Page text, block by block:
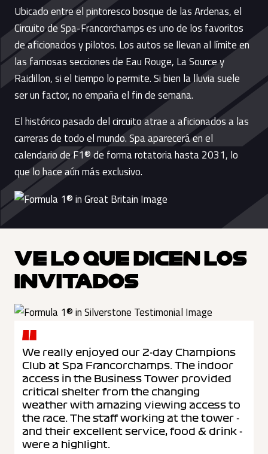
Ubicado entre el pintoresco bosque de las Ardenas, el
Circuito de Spa-Francorchamps es uno de los favoritos
de aficionados y pilotos. Los autos se llevan al límite en
las famosas secciones de Eau Rouge, La Source y
Raidillon, si el tiempo lo permite. Si bien la lluvia suele
ser un factor, no empaña el fin de semana.
El histórico pasado del circuito atrae a aficionados a las
carreras de todo el mundo. Spa aparecerá en el
calendario de F1® de forma rotatoria hasta 2031, lo
que lo hace aún más exclusivo.
VE LO QUE DICEN LOS
INVITADOS
We really enjoyed our 2-day Champions
Club at Spa Francorchamps. The indoor
access in the Business Tower provided
critical shelter from the changing
weather with amazing viewing access to
the race. The staff working at the tower -
and their excellent service, food & drink -
were a highlight.